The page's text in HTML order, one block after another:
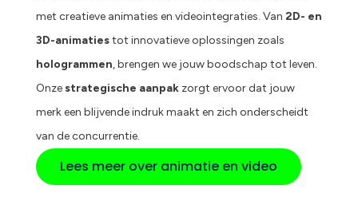
met creatieve animaties en videointegraties. Van 2D- en
3D-animatiestot innovatieve oplossingen zoals
hologrammen, brengen we jouw boodschap tot leven.
Onzestrategische aanpakzorgt ervoor dat jouw
merk een blijvende indruk maakt en zich onderscheidt
van de concurrentie.
Lees meer over animatie en video